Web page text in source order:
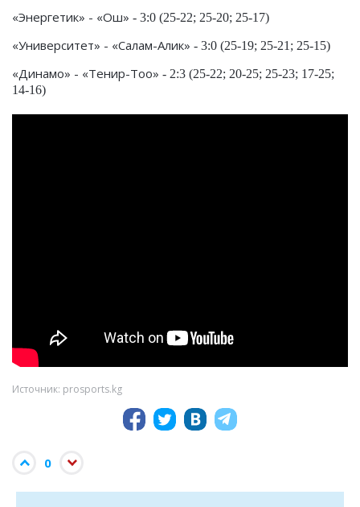
«Энергетик» - «Ош» - 3:0 (25-22; 25-20; 25-17)
«Университет» - «Салам-Алик» - 3:0 (25-19; 25-21; 25-15)
«Динамо» - «Тенир-Тоо» - 2:3 (25-22; 20-25; 25-23; 17-25;
14-16)
Источник: prosports.kg
0